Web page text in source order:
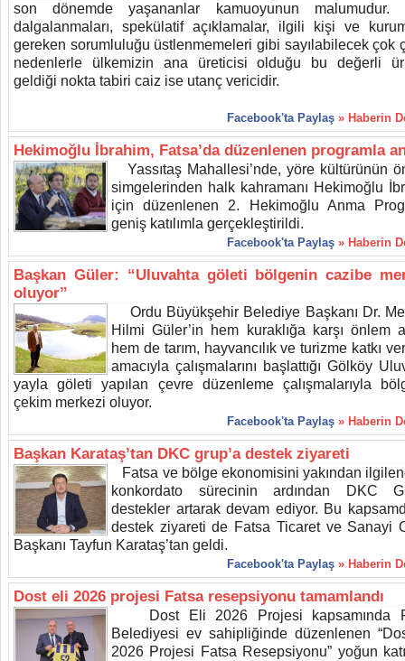
son dönemde yaşananlar kamuoyunun malumudur.
dalgalanmaları, spekülatif açıklamalar, ilgili kişi ve
gereken sorumluluğu üstlenmemeleri gibi sayılabilecek çok
nedenlerle ülkemizin ana üreticisi olduğu bu değerli
geldiği nokta tabiri caiz ise utanç vericidir.
Facebook'ta Paylaş » Haberin
Hekimoğlu İbrahim, Fatsa’da düzenlenen programla
Yassıtaş Mahallesi’nde, yöre kültürünün
simgelerinden halk kahramanı Hekimoğlu
için düzenlenen 2. Hekimoğlu Anma
geniş katılımla gerçekleştirildi.
Facebook'ta Paylaş » Haberin
Başkan Güler: “Uluvahta göleti bölgenin cazibe
oluyor”
Ordu Büyükşehir Belediye Başkanı Dr.
Hilmi Güler’in hem kuraklığa karşı önlem
hem de tarım, hayvancılık ve turizme katkı
amacıyla çalışmalarını başlattığı Gölköy
yayla göleti yapılan çevre düzenleme çalışmalarıyla
çekim merkezi oluyor.
Facebook'ta Paylaş » Haberin
Başkan Karataş’tan DKC grup’a destek ziyareti
Fatsa ve bölge ekonomisini yakından
konkordato sürecinin ardından DKC
destekler artarak devam ediyor. Bu
destek ziyareti de Fatsa Ticaret ve Sanayi
Başkanı Tayfun Karataş’tan geldi.
Facebook'ta Paylaş » Haberin
Dost eli 2026 projesi Fatsa resepsiyonu tamamlandı
Dost Eli 2026 Projesi kapsamında
Belediyesi ev sahipliğinde düzenlenen
2026 Projesi Fatsa Resepsiyonu” yoğun